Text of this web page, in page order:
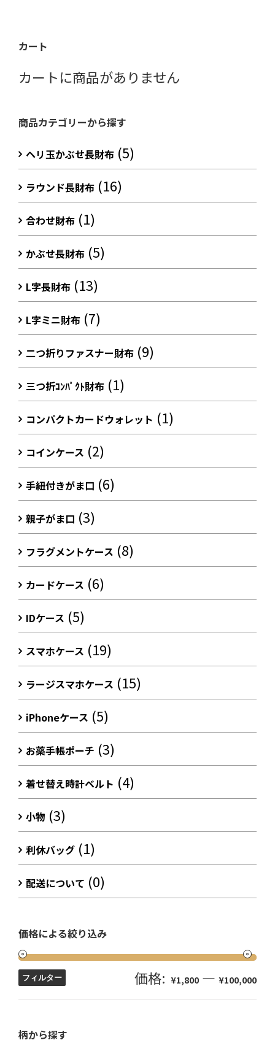
カート
カートに商品がありません
商品カテゴリーから探す
ヘリ玉かぶせ長財布 (5)
ラウンド長財布 (16)
合わせ財布 (1)
かぶせ長財布 (5)
L字長財布 (13)
L字ミニ財布 (7)
二つ折りファスナー財布 (9)
三つ折ｺﾝﾊﾟｸﾄ財布 (1)
コンパクトカードウォレット (1)
コインケース (2)
手紐付きがま口 (6)
親子がま口 (3)
フラグメントケース (8)
カードケース (6)
IDケース (5)
スマホケース (19)
ラージスマホケース (15)
iPhoneケース (5)
お薬手帳ポーチ (3)
着せ替え時計ベルト (4)
小物 (3)
利休バッグ (1)
配送について (0)
価格による絞り込み
フィルター 価格: ¥1,800 — ¥100,000
柄から探す